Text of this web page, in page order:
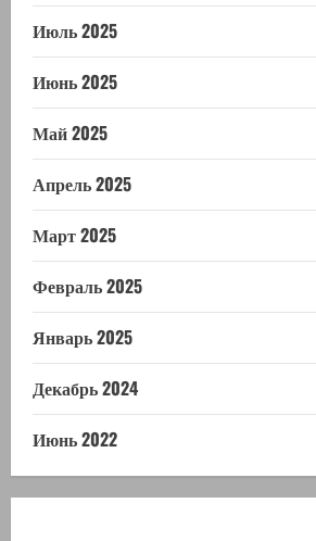
Июль 2025
Июнь 2025
Май 2025
Апрель 2025
Март 2025
Февраль 2025
Январь 2025
Декабрь 2024
Июнь 2022